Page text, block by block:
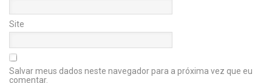
Site
Salvar meus dados neste navegador para a próxima vez que eu
comentar.